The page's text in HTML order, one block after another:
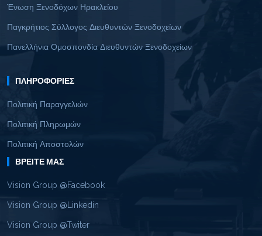
Ένωση Ξενοδόχων Ηρακλείου
Παγκρήτιος Σύλλογος Διευθυντών Ξενοδοχείων
Πανελλήνια Ομοσπονδία Διευθυντών Ξενοδοχείων
ΠΛΗΡΟΦΟΡΊΕΣ
Πολιτική Παραγγελιών
Πολιτική Πληρωμών
Πολιτική Αποστολών
ΒΡΕΊΤΕ ΜΑΣ
Vision Group @Facebook
Vision Group @Linkedin
Vision Group @Twiter